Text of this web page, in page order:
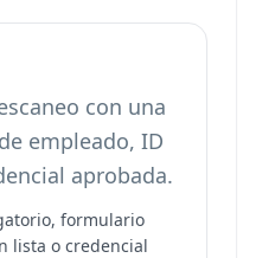
con una
empleado, ID
aprobada.
formulario
lista o credencial